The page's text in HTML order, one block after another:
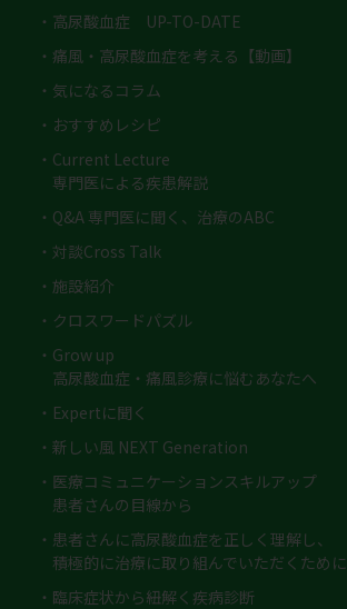
・高尿酸血症 UP-TO-DATE
・痛風・高尿酸血症を考える【動画】
・気になるコラム
・おすすめレシピ
・Current Lecture
専門医による疾患解説
・Q&A 専門医に聞く、治療のABC
・対談Cross Talk
・施設紹介
・クロスワードパズル
・Grow up
高尿酸血症・痛風診療に悩むあなたへ
・Expertに聞く
・新しい風 NEXT Generation
・医療コミュニケーションスキルアップ
患者さんの目線から
・患者さんに高尿酸血症を正しく理解し、
積極的に治療に取り組んでいただくために
・臨床症状から紐解く疾病診断​